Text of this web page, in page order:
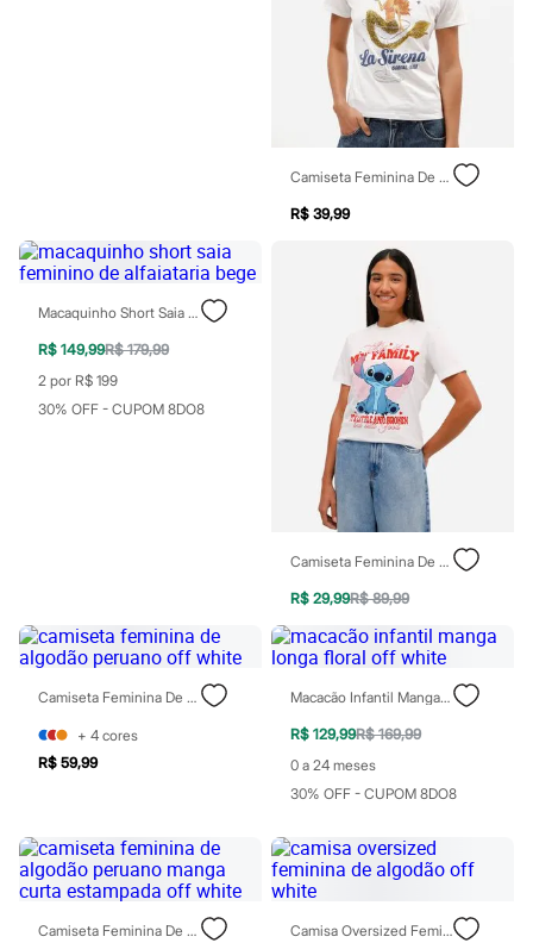
Perfumes infantis
Perfumes masculinos
Todos os produtos
Mindse7
Novidades
Blusas
Calças
Casacos e Jaquetas
Jeans
Plus size
Special Basics
Calçados
Novidades
Botas
Chinelos
Pantufas
Sapatilhas
Sapatos
Scarpin
Tamancos
Tênis
Camiseta Feminina De Algodão Manga Curta Estampada Off White
R$ 39,99
Macaquinho Short Saia Feminino De Alfaiataria Bege
R$ 149,99R$ 179,99
2 por R$ 199
30% OFF - CUPOM 8DO8
Camiseta Feminina De Algodão Manga Curta Stitch Off White
R$ 29,99R$ 89,99
Camiseta Feminina De Algodão Peruano Off White
+ 4 cores
R$ 59,99
Macacão Infantil Manga Longa Floral Off White
R$ 129,99R$ 169,99
0 a 24 meses
30% OFF - CUPOM 8DO8
Camiseta Feminina De Algodão Peruano Manga Curta Estampada Off White Camisa Oversized Feminina De Algodão Off White